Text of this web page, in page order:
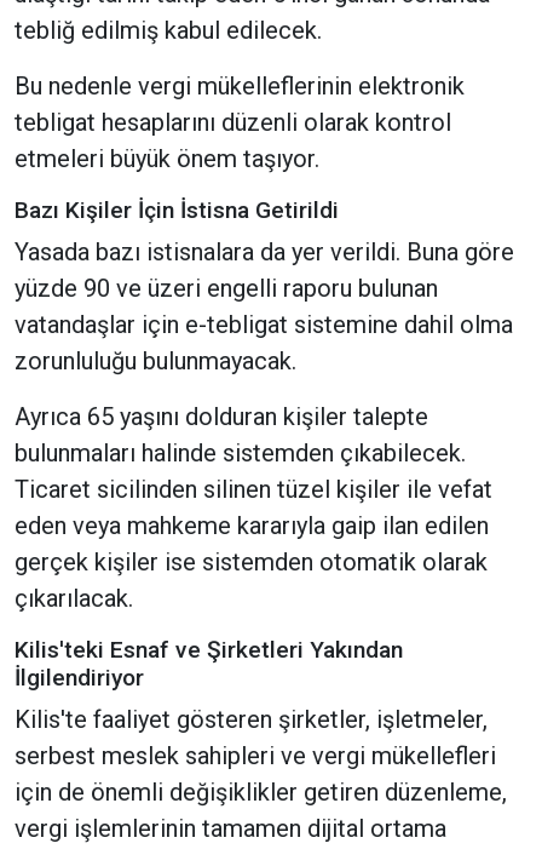
tebliğ edilmiş kabul edilecek.
Bu nedenle vergi mükelleflerinin elektronik
tebligat hesaplarını düzenli olarak kontrol
etmeleri büyük önem taşıyor.
Bazı Kişiler İçin İstisna Getirildi
Yasada bazı istisnalara da yer verildi. Buna göre
yüzde 90 ve üzeri engelli raporu bulunan
vatandaşlar için e-tebligat sistemine dahil olma
zorunluluğu bulunmayacak.
Ayrıca 65 yaşını dolduran kişiler talepte
bulunmaları halinde sistemden çıkabilecek.
Ticaret sicilinden silinen tüzel kişiler ile vefat
eden veya mahkeme kararıyla gaip ilan edilen
gerçek kişiler ise sistemden otomatik olarak
çıkarılacak.
Kilis'teki Esnaf ve Şirketleri Yakından
İlgilendiriyor
Kilis'te faaliyet gösteren şirketler, işletmeler,
serbest meslek sahipleri ve vergi mükellefleri
için de önemli değişiklikler getiren düzenleme,
vergi işlemlerinin tamamen dijital ortama